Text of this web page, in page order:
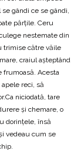
gândi ce se gândi,
părțile. Ceru
nestemate din
trimise către văile
craiul așteptând
frumoasă. Acesta
reci, să
niciodată, tare
și chemare, o
dorințele, însă
vedeau cum se